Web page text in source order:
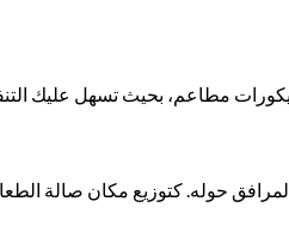
مطاعم، بحيث تسهل عليك
حوله. كتوزيع مكان صالة